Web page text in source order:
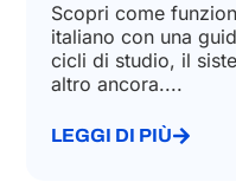
Scopri come
italiano con una
cicli di studio, il
altro ancora....
LEGGI DI PIÙ